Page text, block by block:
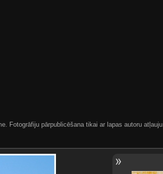
Fotogrāfiju pārpublicēšana tikai ar lapas autoru atļauju.